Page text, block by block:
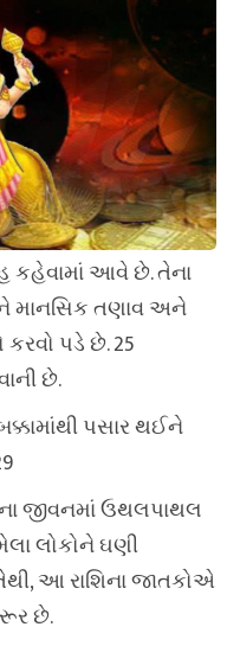
કહેવામાં આવે છે. તેના
માનસિક તણાવ અને
પડે છે. 25
છે.
પસાર થઈને
જીવનમાં ઉથલપાથલ
લોકોને ઘણી
આ રાશિના જાતકોએ
છે.